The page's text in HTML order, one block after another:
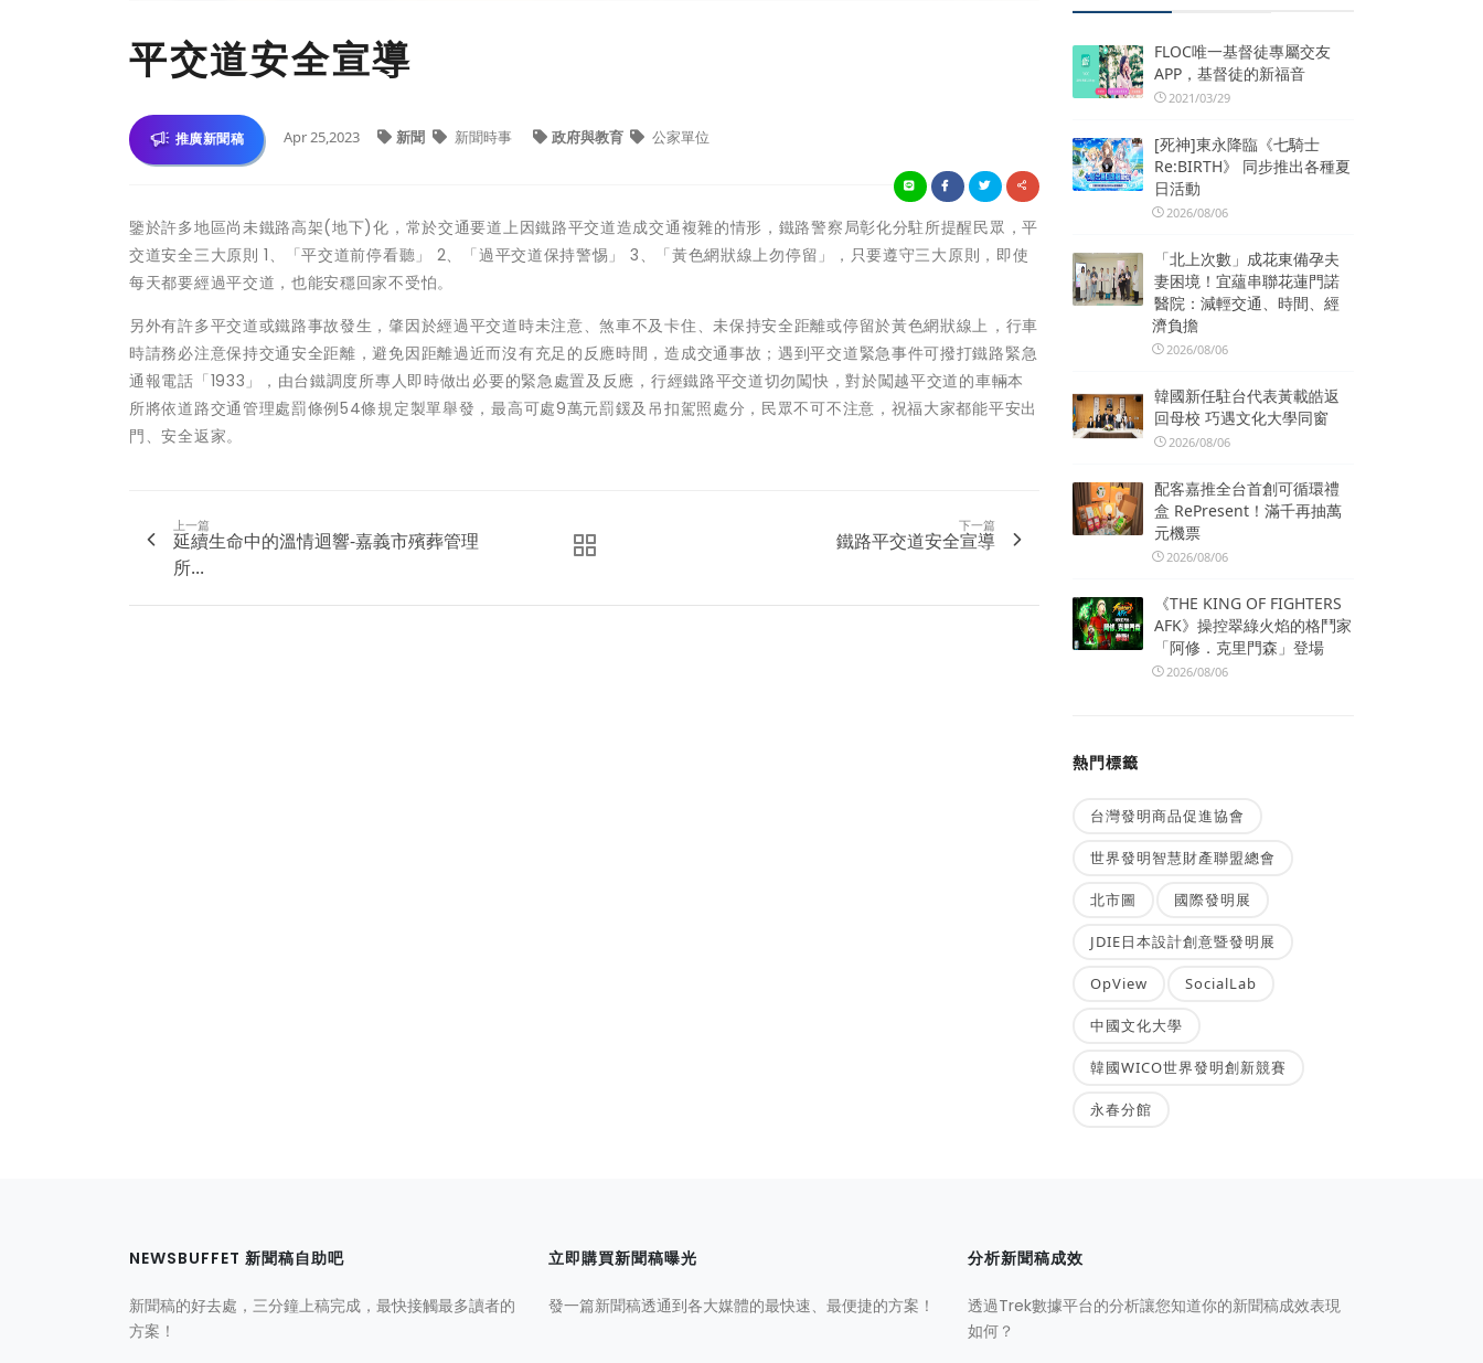
平交道安全宣導
推廣新聞稿 Apr 25,2023 新聞 新聞時事 政府與教育 公家單位
鑒於許多地區尚未鐵路高架(地下)化，常於交通要道上因鐵路平交道造成交通複雜的情形，鐵路警察局彰化分駐所提醒民眾，平
交道安全三大原則 1、「平交道前停看聽」 2、「過平交道保持警惕」 3、「黃色網狀線上勿停留」，只要遵守三大原則，即使
每天都要經過平交道，也能安穩回家不受怕。
另外有許多平交道或鐵路事故發生，肇因於經過平交道時未注意、煞車不及卡住、未保持安全距離或停留於黃色網狀線上，行車
時請務必注意保持交通安全距離，避免因距離過近而沒有充足的反應時間，造成交通事故；遇到平交道緊急事件可撥打鐵路緊急
通報電話「1933」，由台鐵調度所專人即時做出必要的緊急處置及反應，行經鐵路平交道切勿闖快，對於闖越平交道的車輛本
所將依道路交通管理處罰條例54條規定製單舉發，最高可處9萬元罰鍰及吊扣駕照處分，民眾不可不注意，祝福大家都能平安出
門、安全返家。
上一篇
延續生命中的溫情迴響-嘉義市殯葬管理
所...
下一篇
鐵路平交道安全宣導
FLOC唯一基督徒專屬交友
APP，基督徒的新福音
2021/03/29
[死神]東永降臨《七騎士
Re:BIRTH》 同步推出各種夏
日活動
2026/08/06
「北上次數」成花東備孕夫
妻困境！宜蘊串聯花蓮門諾
醫院：減輕交通、時間、經
濟負擔
2026/08/06
韓國新任駐台代表黃載皓返
回母校 巧遇文化大學同窗
2026/08/06
配客嘉推全台首創可循環禮
盒 RePresent！滿千再抽萬
元機票
2026/08/06
《THE KING OF FIGHTERS
AFK》操控翠綠火焰的格鬥家
「阿修．克里門森」登場
2026/08/06
熱門標籤
台灣發明商品促進協會
世界發明智慧財產聯盟總會
北市圖 國際發明展
JDIE日本設計創意暨發明展
OpView SocialLab
中國文化大學
韓國WICO世界發明創新競賽
永春分館
NEWSBUFFET 新聞稿自助吧
新聞稿的好去處，三分鐘上稿完成，最快接觸最多讀者的
方案！
立即購買新聞稿曝光
發一篇新聞稿透通到各大媒體的最快速、最便捷的方案！
分析新聞稿成效
透過Trek數據平台的分析讓您知道你的新聞稿成效表現
如何？